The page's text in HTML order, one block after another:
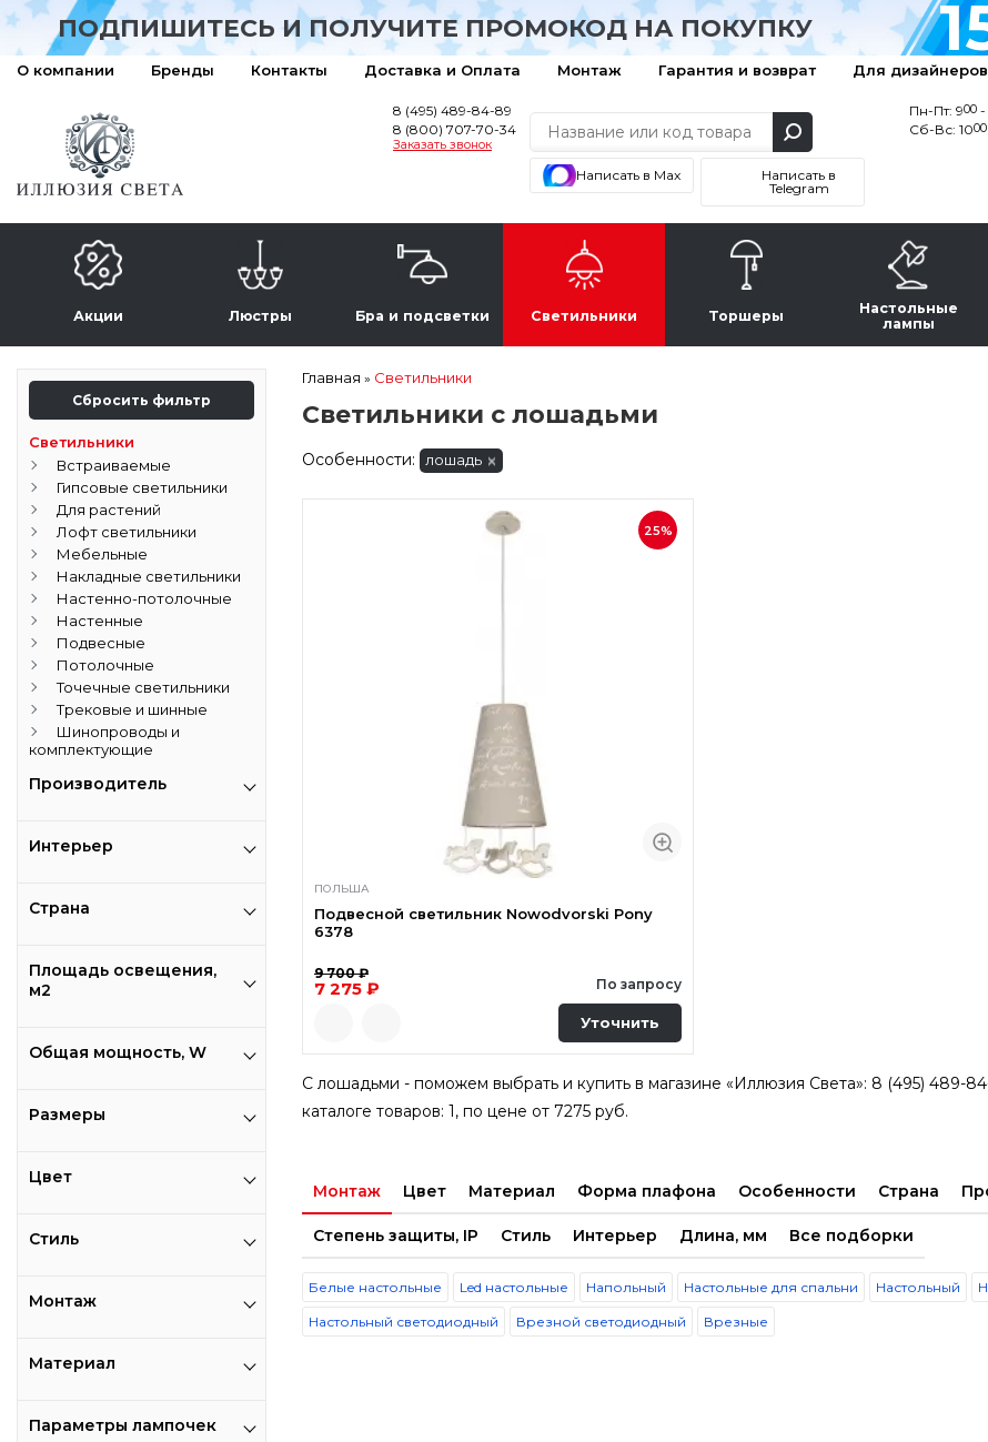
ПОДПИШИТЕСЬ И ПОЛУЧИТЕ ПРОМОКОД НА ПОКУПКУ
О компании Бренды Контакты Доставка и Оплата Монтаж Гарантия и возврат Для дизайнеров
8 (495) 489-84-89
8 (800) 707-70-34
Заказать звонок
Написать в Max
Написать в
Telegram
Пн-Пт: 900 -
Сб-Вс: 1000
Акции Люстры Бра и подсветки Светильники Торшеры
Настольные
лампы
Сбросить фильтр
Светильники
Встраиваемые
Гипсовые светильники
Для растений
Лофт светильники
Мебельные
Накладные светильники
Настенно-потолочные
Настенные
Подвесные
Потолочные
Точечные светильники
Трековые и шинные
Шинопроводы и
комплектующие
Производитель
Интерьер
Страна
Площадь освещения,
м2
Общая мощность, W
Размеры
Цвет
Стиль
Монтаж
Материал
Параметры лампочек
Главная » Светильники
Светильники с лошадьми
Особенности: лошадь
25%
ПОЛЬША
Подвесной светильник Nowodvorski Pony
6378
9 700 ₽
7 275 ₽ По запросу
Уточнить
С лошадьми - поможем выбрать и купить в магазине «Иллюзия Света»: 8 (495) 489-
каталоге товаров: 1, по цене от 7275 руб.
Монтаж Цвет Материал Форма плафона Особенности Страна
Степень защиты, IP Стиль Интерьер Длина, мм Все подборки
Белые настольные Led настольные Напольный Настольные для спальни Настольный
Настольный светодиодный Врезной светодиодный Врезные